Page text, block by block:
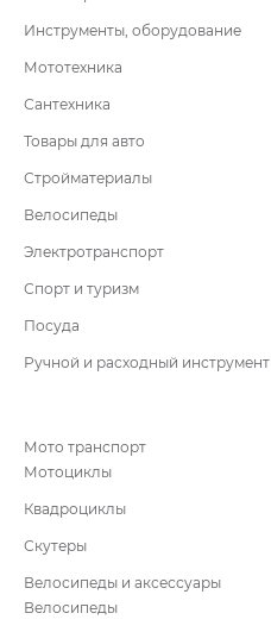
Инструменты, оборудование
Мототехника
Сантехника
Товары для авто
Стройматериалы
Велосипеды
Электротранспорт
Спорт и туризм
Посуда
Ручной и расходный инструмент
Мото транспорт
Мотоциклы
Квадроциклы
Скутеры
Велосипеды и аксессуары
Велосипеды